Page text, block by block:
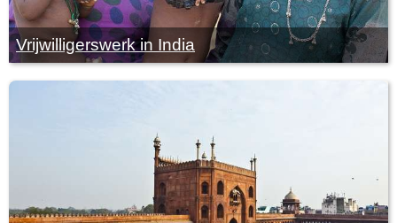
Vrijwilligerswerk in India